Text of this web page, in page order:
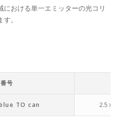
における単一エミッターの光コリ
。
号
TO can 2.5 x 2.5